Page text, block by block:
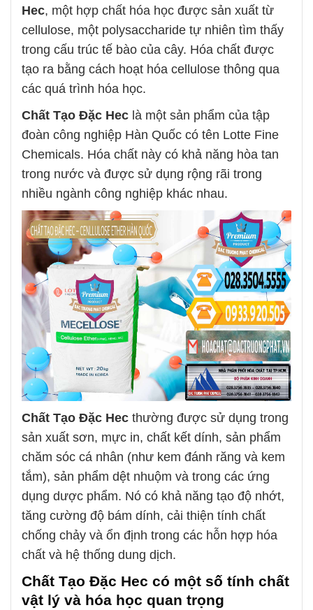
Hec, một hợp chất hóa học được sản xuất từ
cellulose, một polysaccharide tự nhiên tìm thấy
trong cấu trúc tế bào của cây. Hóa chất được
tạo ra bằng cách hoạt hóa cellulose thông qua
các quá trình hóa học.
Chất Tạo Đặc Hec là một sản phẩm của tập
đoàn công nghiệp Hàn Quốc có tên Lotte Fine
Chemicals. Hóa chất này có khả năng hòa tan
trong nước và được sử dụng rộng rãi trong
nhiều ngành công nghiệp khác nhau.
Chất Tạo Đặc Hec thường được sử dụng trong
sản xuất sơn, mực in, chất kết dính, sản phẩm
chăm sóc cá nhân (như kem đánh răng và kem
tắm), sản phẩm dệt nhuộm và trong các ứng
dụng dược phẩm. Nó có khả năng tạo độ nhớt,
tăng cường độ bám dính, cải thiện tính chất
chống chảy và ổn định trong các hỗn hợp hóa
chất và hệ thống dung dịch.
Chất Tạo Đặc Hec có một số tính chất
vật lý và hóa học quan trọng